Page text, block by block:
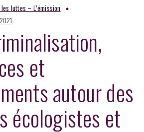
luttes – L’émission
et
autour des
écologistes et